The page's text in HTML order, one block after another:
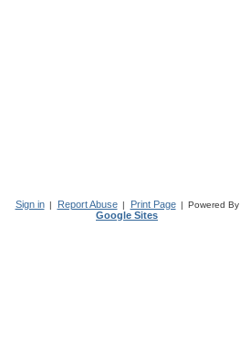
Sign in | Report Abuse | Print Page | Powered By
Google Sites